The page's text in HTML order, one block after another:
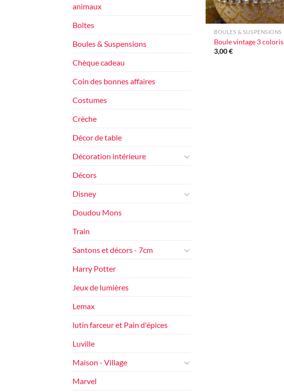
animaux
Boîtes
Boules & Suspensions
Chèque cadeau
Coin des bonnes affaires
Costumes
Crèche
Décor de table
Décoration intérieure
Décors
Disney
Doudou Mons
Train
Santons et décors - 7cm
Harry Potter
Jeux de lumières
Lemax
lutin farceur et Pain d'épices
Luville
Maison - Village
Marvel
+
BOULES & SUSPENSIONS
Boule vintage 3 coloris
3,00€